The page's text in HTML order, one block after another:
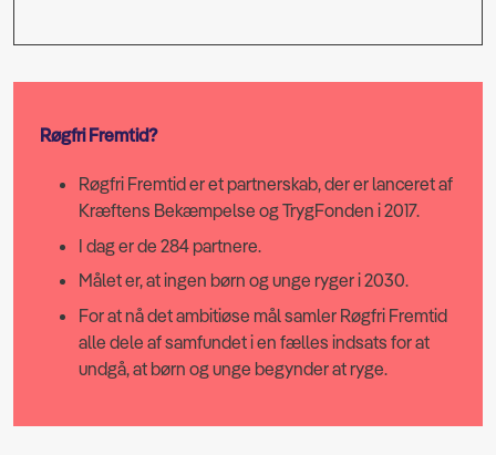
Røgfri Fremtid?
Røgfri Fremtid er et partnerskab, der er lanceret af
Kræftens Bekæmpelse og TrygFonden i 2017.
I dag er de 284 partnere.
Målet er, at ingen børn og unge ryger i 2030.
For at nå det ambitiøse mål samler Røgfri Fremtid
alle dele af samfundet i en fælles indsats for at
undgå, at børn og unge begynder at ryge.